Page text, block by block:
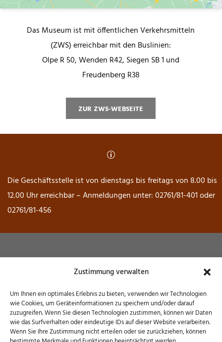
Zustimmung verwalten
Um Ihnen ein optimales Erlebnis zu bieten, verwenden wir Technologien
wie Cookies, um Geräteinformationen zu speichern und/oder darauf
zuzugreifen. Wenn Sie diesen Technologien zustimmen, können wir Daten
wie das Surfverhalten oder eindeutige IDs auf dieser Website verarbeiten.
Wenn Sie Ihre Zustimmung nicht erteilen oder sie zurückziehen, können
Das Museum ist mit öffentlichen Verkehrsmitteln
(ZWS) erreichbar mit den Buslinien:
Olpe R 50, Wenden R42, Siegen SB 1 und
Freudenberg R38
ZUR ZWS-WEBSEITE
p
Die Geschäftsstelle ist von dienstags bis freitags von 8.00 bis
12.00 Uhr erreichbar – Anmeldungen unter: 02761/81-401 oder
02761/81-456
Museum Wendener Hütte